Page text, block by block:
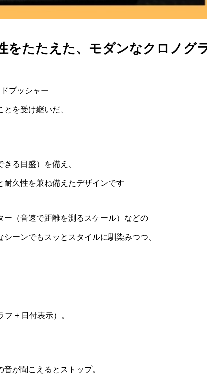
をたたえた、モダンなクロノグ
プッシャー
を受け継いだ、
る目盛）を備え、
耐久性を兼ね備えたデザインです
（音速で距離を測るスケール）などの
ーンでもスッとスタイルに馴染みつつ、
+ 日付表示）。
が聞こえるとストップ。